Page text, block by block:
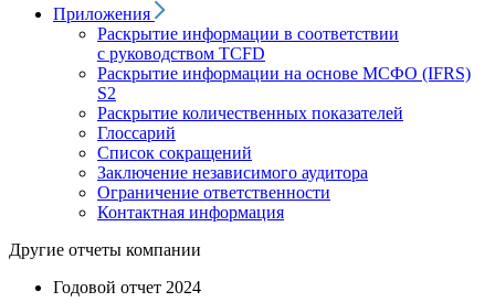
Приложения
Раскрытие информации в соответствии
с руководством TCFD
Раскрытие информации на основе МСФО (IFRS)
S2
Раскрытие количественных показателей
Глоссарий
Список сокращений
Заключение независимого аудитора
Ограничение ответственности
Контактная информация
Другие отчеты компании
Годовой отчет 2024